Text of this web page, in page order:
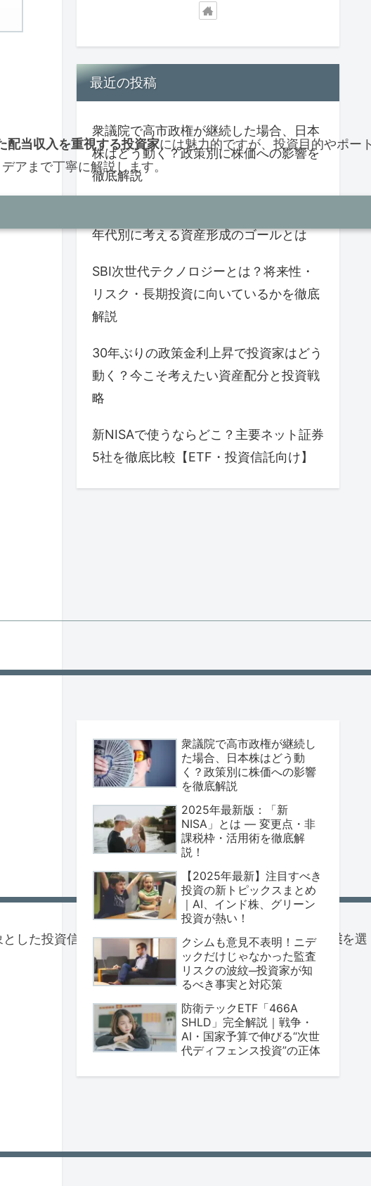
配当収入を重視する投資家には魅力的ですが、投資目的やポー
アまで丁寧に解説します。
した投資信託です。SCHDは 安定した配当を出す米国企業を選
最近の投稿
衆議院で高市政権が継続した場合、日本
株はどう動く？政策別に株価への影響を
徹底解説
年代別に考える資産形成のゴールとは
SBI次世代テクノロジーとは？将来性・
リスク・長期投資に向いているかを徹底
解説
30年ぶりの政策金利上昇で投資家はどう
動く？今こそ考えたい資産配分と投資戦
略
新NISAで使うならどこ？主要ネット証券
5社を徹底比較【ETF・投資信託向け】
衆議院で高市政権が継続し
た場合、日本株はどう動
く？政策別に株価への影響
を徹底解説
2025年最新版：「新
NISA」とは — 変更点・非
課税枠・活用術を徹底解
説！
【2025年最新】注目すべき
投資の新トピックスまとめ
｜AI、インド株、グリーン
投資が熱い！
クシムも意見不表明！ニデ
ックだけじゃなかった監査
リスクの波紋─投資家が知
るべき事実と対応策
防衛テックETF「466A
SHLD」完全解説｜戦争・
AI・国家予算で伸びる“次世
代ディフェンス投資”の正体